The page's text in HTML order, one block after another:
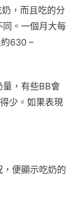
，而且吃的分
。一個月大每
630 –
，有些BB會
少。如果表現
便顯示吃奶的